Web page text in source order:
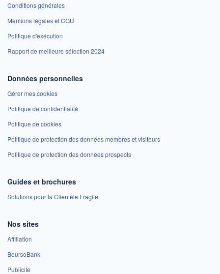
Conditions générales
Mentions légales et CGU
Politique d'exécution
Rapport de meilleure sélection 2024
Données personnelles
Gérer mes cookies
Politique de confidentialité
Politique de cookies
Politique de protection des données membres et visiteurs
Politique de protection des données prospects
Guides et brochures
Solutions pour la Clientèle Fragile
Nos sites
Affiliation
BoursoBank
Publicité